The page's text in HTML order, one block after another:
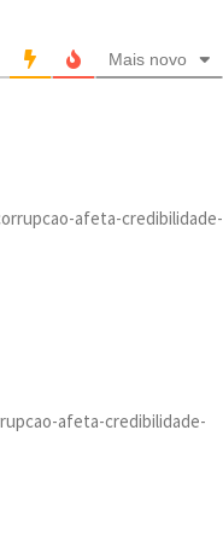
Mais novo
afeta-credibilidade-
afeta-credibilidade-